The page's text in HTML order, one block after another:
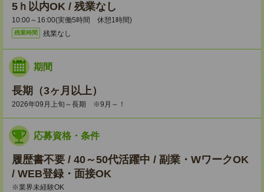
5ｈ以内OK / 残業なし
10:00～16:00(実働5時間 休憩1時間)
残業時間 残業なし
期間
長期（3ヶ月以上）
2026年09月上旬～長期 ※9月～！
応募資格・条件
履歴書不要 / 40～50代活躍中 / 副業・WワークOK
/ WEB登録・面接OK
※業界未経験OK